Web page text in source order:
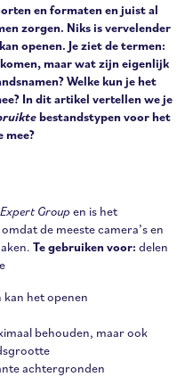
en formaten en juist al
zorgen. Niks is vervelender
openen. Je ziet de termen:
komen, maar wat zijn eigenlijk
Welke kun je het
In dit artikel vertellen we je
bestandstypen voor het
mee?
Groupen is het
de meeste camera’s en
Te gebruiken voor: delen
het openen
behouden, maar ook
achtergronden